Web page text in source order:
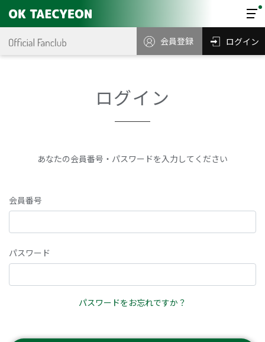
会員登録 ログイン
ログイン
あなたの会員番号・パスワードを入力してください
会員番号
パスワード
パスワードをお忘れですか？